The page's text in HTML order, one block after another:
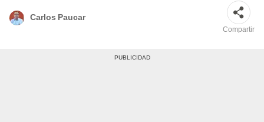
Carlos Paucar
Compartir